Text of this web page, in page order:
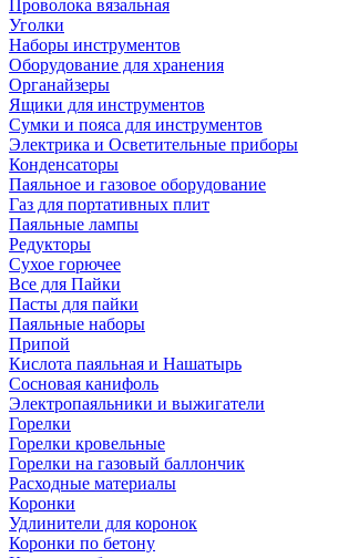
Проволока вязальная
Уголки
Наборы инструментов
Оборудование для хранения
Органайзеры
Ящики для инструментов
Сумки и пояса для инструментов
Электрика и Осветительные приборы
Конденсаторы
Паяльное и газовое оборудование
Газ для портативных плит
Паяльные лампы
Редукторы
Сухое горючее
Все для Пайки
Пасты для пайки
Паяльные наборы
Припой
Кислота паяльная и Нашатырь
Сосновая канифоль
Электропаяльники и выжигатели
Горелки
Горелки кровельные
Горелки на газовый баллончик
Расходные материалы
Коронки
Удлинители для коронок
Коронки по бетону